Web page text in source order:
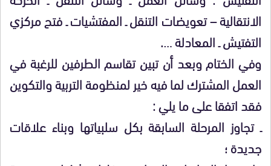
الانتقالية – تعويضات التنقل ـ المفتشيات ـ فتح مركزي
التفتيش ـ المعادلة ….
وفي الختام وبعد أن تبين تقاسم الطرفين للرغبة في
العمل المشترك لما فيه خير لمنظومة التربية والتكوين
فقد اتفقا على ما يلي :
ـ تجاوز المرحلة السابقة بكل سلبياتها وبناء علاقات
جديدة ؛